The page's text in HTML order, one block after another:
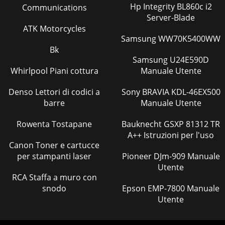
Communications
ATK Motorcycles
Bk
Whirlpool Piani cottura
Denso Lettori di codici a
barre
Rowenta Tostapane
Canon Toner e cartucce
per stampanti laser
RCA Staffa a muro con
snodo
Hp Integrity BL860c i2
Server-Blade
Samsung WW70K5400WW
Samsung U24E590D
Manuale Utente
Sony BRAVIA KDL-46EX500
Manuale Utente
Bauknecht GSXP 81312 TR
A++ Istruzioni per l'uso
Pioneer DJm-909 Manuale
Utente
Epson EMP-7800 Manuale
Utente